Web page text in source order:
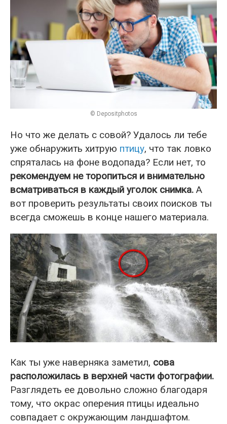
© Depositphotos
Но что же делать с совой? Удалось ли тебе
уже обнаружить хитрую птицу, что так ловко
спряталась на фоне водопада? Если нет, то
рекомендуем не торопиться и внимательно
всматриваться в каждый уголок снимка. А
вот проверить результаты своих поисков ты
всегда сможешь в конце нашего материала.
Как ты уже наверняка заметил, сова
расположилась в верхней части фотографии.
Разглядеть ее довольно сложно благодаря
тому, что окрас оперения птицы идеально
совпадает с окружающим ландшафтом.